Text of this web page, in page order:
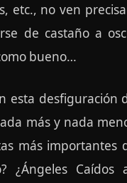
etc., no ven
de castaño a
bueno…
esta desfiguración
más y nada
más
¿Ángeles